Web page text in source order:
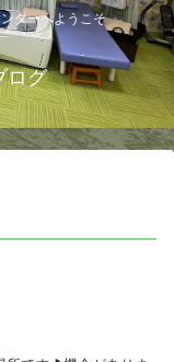
ターへようこそ
ログ